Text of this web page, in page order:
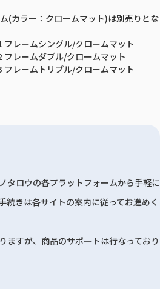
(カラー：クロームマット)は別売りとな
フレームシングル/クロームマット
フレームダブル/クロームマット
フレームトリプル/クロームマット
タロウの各プラットフォームから手軽に
続きは各サイトの案内に従ってお進めく
ますが、商品のサポートは行なっており